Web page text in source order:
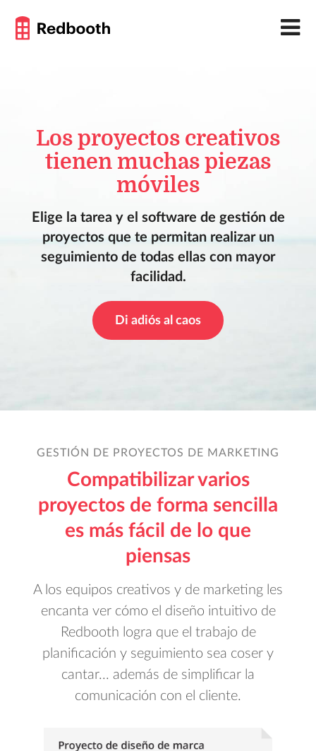
Los proyectos creativos
tienen muchas piezas
móviles
Elige la tarea y el software de gestión de
proyectos que te permitan realizar un
seguimiento de todas ellas con mayor
facilidad.
Di adiós al caos
GESTIÓN DE PROYECTOS DE MARKETING
Compatibilizar varios
proyectos de forma sencilla
es más fácil de lo que
piensas
A los equipos creativos y de marketing les
encanta ver cómo el diseño intuitivo de
Redbooth logra que el trabajo de
planificación y seguimiento sea coser y
cantar... además de simplificar la
comunicación con el cliente.